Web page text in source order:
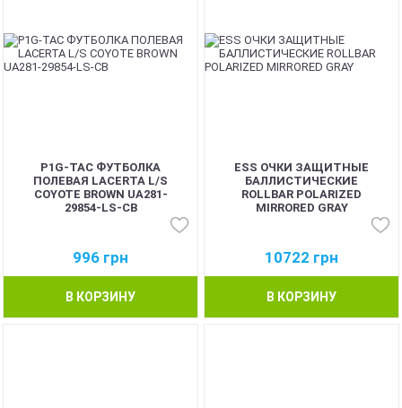
P1G-TAC ФУТБОЛКА
ПОЛЕВАЯ LACERTA L/S
COYOTE BROWN UA281-
29854-LS-CB
996 грн
В КОРЗИНУ
ESS ОЧКИ ЗАЩИТНЫЕ
БАЛЛИСТИЧЕСКИЕ
ROLLBAR POLARIZED
MIRRORED GRAY
10722 грн
В КОРЗИНУ